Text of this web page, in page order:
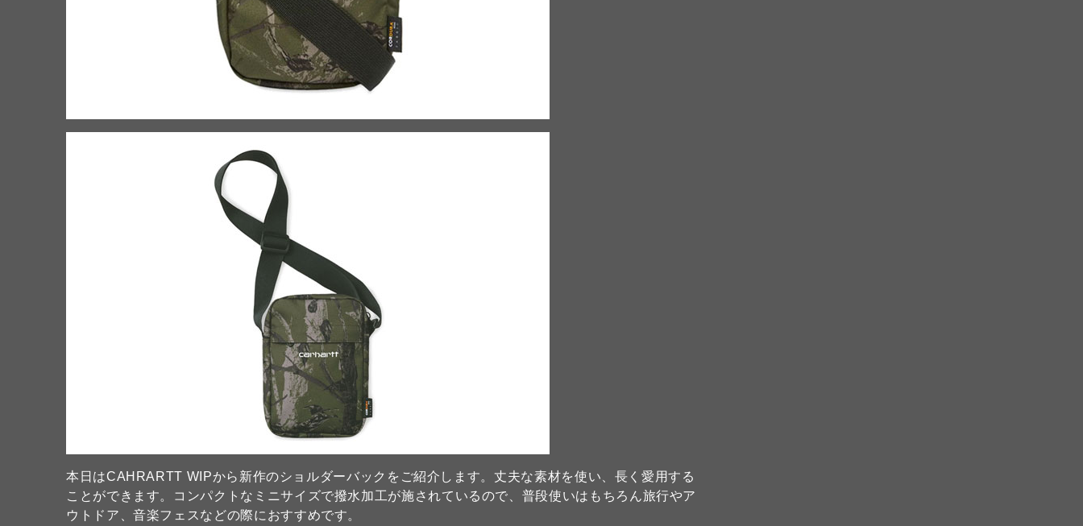
本日はCAHRARTT WIPから新作のショルダーバックをご紹介します。丈夫な素材を使い、長く愛用する
ことができます。コンパクトなミニサイズで撥水加工が施されているので、普段使いはもちろん旅行やア
ウトドア、音楽フェスなどの際におすすめです。